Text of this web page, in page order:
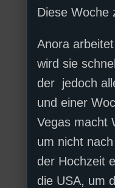
Diese Woche
Anora
wird sie
der jedoch
und einer
Vegas macht
um nicht
der Hochzeit
die USA, um